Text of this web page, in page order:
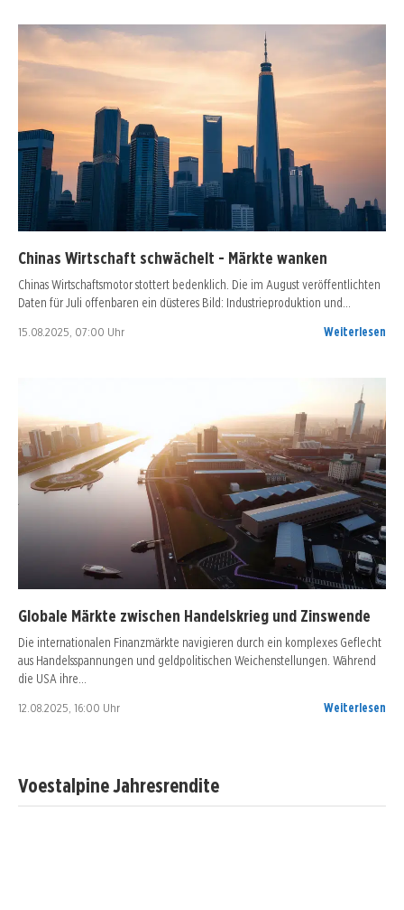
Chinas Wirtschaft schwächelt - Märkte wanken
Chinas Wirtschaftsmotor stottert bedenklich. Die im August veröffentlichten
Daten für Juli offenbaren ein düsteres Bild: Industrieproduktion und…
15.08.2025, 07:00 Uhr Weiterlesen
Globale Märkte zwischen Handelskrieg und Zinswende
Die internationalen Finanzmärkte navigieren durch ein komplexes Geflecht
aus Handelsspannungen und geldpolitischen Weichenstellungen. Während
die USA ihre…
12.08.2025, 16:00 Uhr Weiterlesen
Voestalpine Jahresrendite